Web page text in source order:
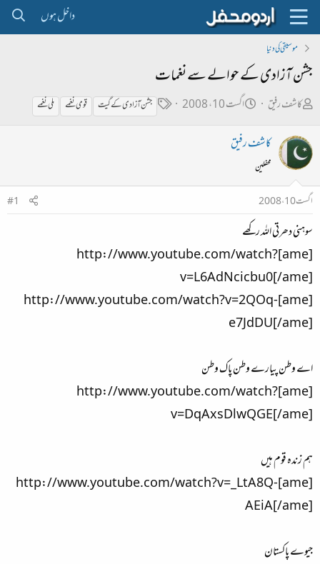
داخل ہوں
موسیقی کی دنیا
جشن آزادی کے حوالے سے نغمات
ص
ح
ب
ل
ڑ
ی
کاشف رفیق
ت
ر
خ
د
ا
ء
اگست 10، 2008 جشن آزادی کے گیت قومی نغمے ملی نغمے
کاشف رفیق
محفلین
اگست 10، 2008
#1
سوہنی دھرتی اللہ رکھے
[ame]http://www.youtube.com/watch?
v=L6AdNcicbu0[/ame]
[ame]http://www.youtube.com/watch?v=2QOq-
e7JdDU[/ame]
اے وطن پیارے وطن پاک وطن
[ame]http://www.youtube.com/watch?
v=DqAxsDlwQGE[/ame]
ہم زندہ قوم ہیں
[ame]http://www.youtube.com/watch?v=_LtA8Q-
AEiA[/ame]
جیوے پاکستان